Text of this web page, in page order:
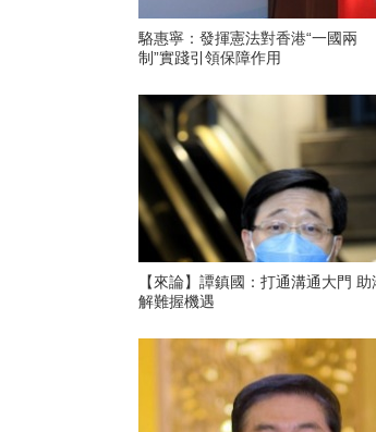
駱惠寧：發揮憲法對香港“一國兩
制”實踐引領保障作用
【來論】譚鎮國：打通溝通大門 助
解難握機遇